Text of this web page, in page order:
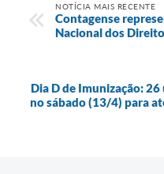
NOTÍCIA MAIS RECENTE
Contagense
Nacional dos
Dia D de Imunização:
no sábado (13/4) para